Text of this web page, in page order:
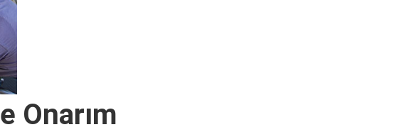
Onarım